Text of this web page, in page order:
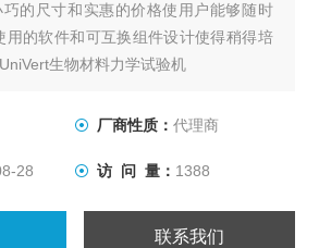
的尺寸和实惠的价格使用户能够随时
用的软件和可互换组件设计使得稍得培
生物材料力学试验机
、压缩和弯曲测试。 各种夹具和夹具
厂商性质： 代理商
28 访 问 量： 1388
联系我们